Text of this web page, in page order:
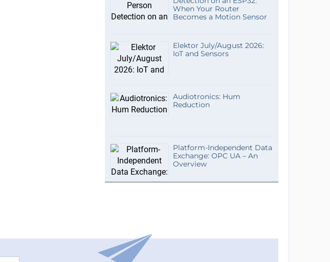
When Your Router
Becomes a Motion Sensor
Elektor July/August 2026:
IoT and Sensors
Audiotronics: Hum
Reduction
Platform-Independent Data
Exchange: OPC UA – An
Overview